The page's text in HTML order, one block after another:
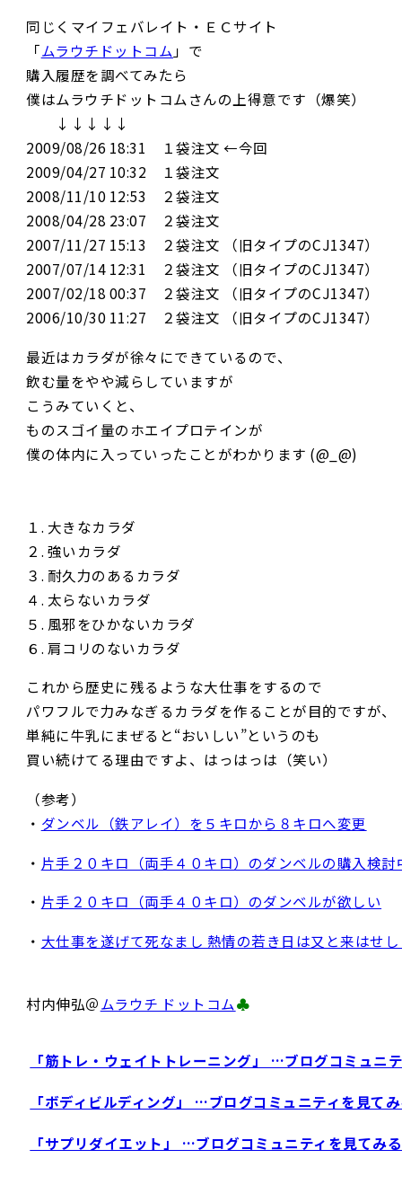
同じくマイフェバレイト・ＥＣサイト
「ムラウチドットコム 」で
購入履歴を調べてみたら
僕はムラウチドットコムさんの上得意です（爆笑）
↓↓↓↓↓
2009/08/26 18:31 １袋注文 ←今回
2009/04/27 10:32 １袋注文
2008/11/10 12:53 ２袋注文
2008/04/28 23:07 ２袋注文
2007/11/27 15:13 ２袋注文 （旧タイプのCJ1347）
2007/07/14 12:31 ２袋注文 （旧タイプのCJ1347）
2007/02/18 00:37 ２袋注文 （旧タイプのCJ1347）
2006/10/30 11:27 ２袋注文 （旧タイプのCJ1347）
最近はカラダが徐々にできているので、
飲む量をやや減らしていますが
こうみていくと、
ものスゴイ量のホエイプロテインが
僕の体内に入っていったことがわかります (@_@)
１. 大きなカラダ
２. 強いカラダ
３. 耐久力のあるカラダ
４. 太らないカラダ
５. 風邪をひかないカラダ
６. 肩コリのないカラダ
これから歴史に残るような大仕事をするので
パワフルで力みなぎるカラダを作ることが目的ですが、
単純に牛乳にまぜると“おいしい”というのも
買い続けてる理由ですよ、はっはっは（笑い）
（参考）
・ ダンベル（鉄アレイ）を５キロから８キロへ変更
・ 片手２０キロ（両手４０キロ）のダンベルの購入検討
・ 片手２０キロ（両手４０キロ）のダンベルが欲しい
・ 大仕事を遂げて死なまし 熱情の若き日は又と来はせ
村内伸弘＠ムラウチ ドットコム♣
「筋トレ・ウェイトトレーニング」 …ブログコミュニ
「ボディビルディング」 …ブログコミュニティを見て
「サプリダイエット」 …ブログコミュニティを見てみる